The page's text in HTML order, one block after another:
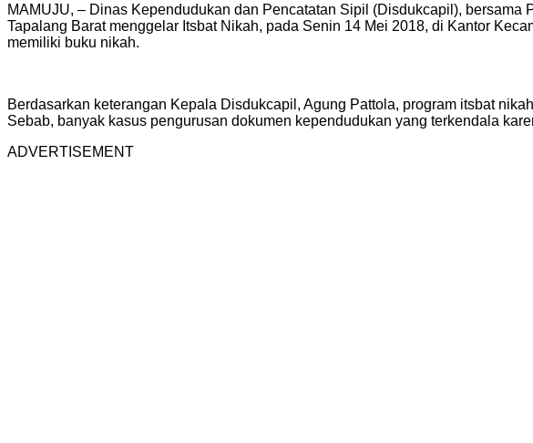
MAMUJU, – Dinas Kependudukan dan Pencatatan Sipil (Disdukcapil),
Tapalang Barat menggelar Itsbat Nikah, pada Senin 14 Mei 2018, di Kantor
memiliki buku nikah.
Berdasarkan keterangan Kepala Disdukcapil, Agung Pattola, program itsbat
Sebab, banyak kasus pengurusan dokumen kependudukan yang terkendala
ADVERTISEMENT